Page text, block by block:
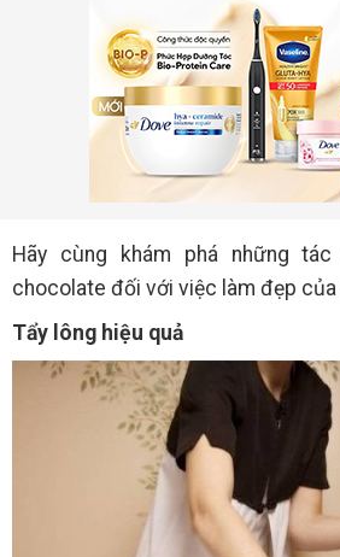
Hãy cùng khám phá những
chocolate đối với việc làm đẹp của
Tẩy lông hiệu quả